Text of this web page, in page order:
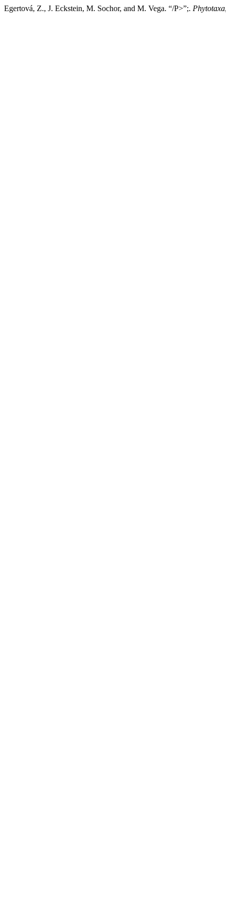
Egertová, Z., J. Eckstein, M. Sochor, and M. Vega. “/P>”;. Phytotaxa